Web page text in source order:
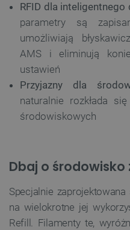
RFID dla inteligentnego
parametry są
umożliwiają
AMS i eliminują
ustawień
Przyjazny dla
naturalnie rozkłada
środowiskowych
Dbaj o środowisko
Specjalnie
na wielokrotne jej
Refill. Filamenty te,